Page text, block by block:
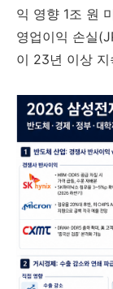
익 영향 1조 원
영업이익 손실
이 23년 이상